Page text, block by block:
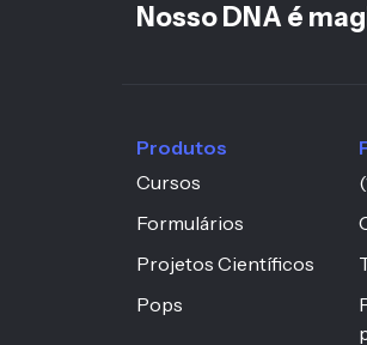
Nosso DNA é
Produtos
Cursos
Formulários
Projetos Científicos
Pops